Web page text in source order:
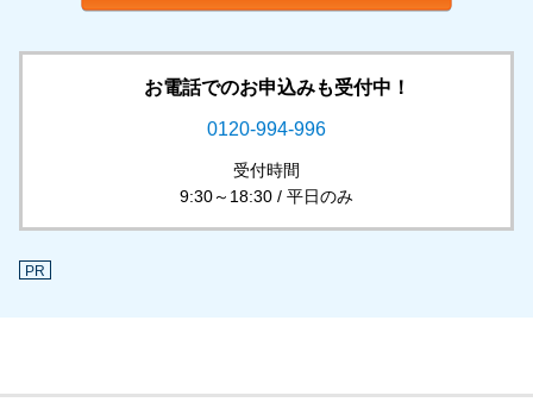
お電話でのお申込みも受付中！
0120-994-996
受付時間
9:30～18:30 / 平日のみ
PR